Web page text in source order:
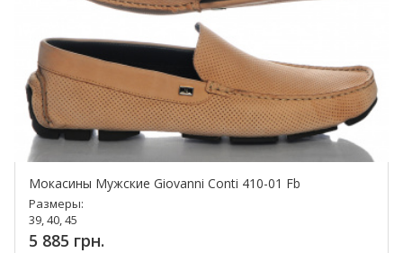
Мокасины Мужские Giovanni Conti 410-01 Fb
Размеры:
39, 40, 45
5 885 грн.